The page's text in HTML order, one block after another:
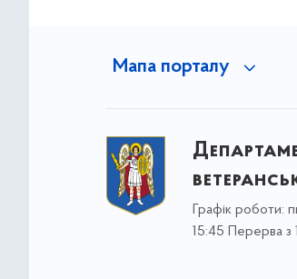
Мапа порталу
Графік роботи:
15:45 Перерва з